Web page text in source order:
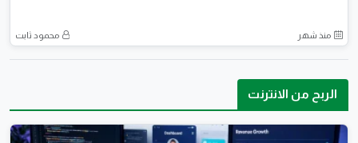
منذ شهر محمود ثابت
الربح من الانترنت